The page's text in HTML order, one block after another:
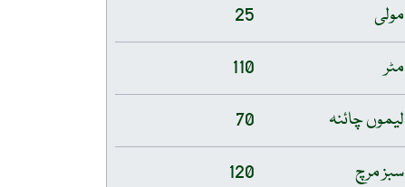
مولی
25
مٹر
110
لیموں چائنہ
70
سبز مرچ
120